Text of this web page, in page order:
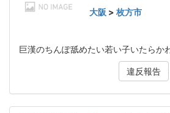
大阪 > 枚方市
巨漢のちんぽ舐めたい若い子いたら
違反報告